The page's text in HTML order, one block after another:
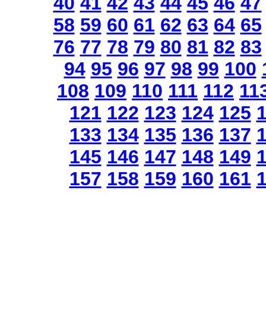
58 59 60 61 62 63 64 65
76 77 78 79 80 81 82 83
94 95 96 97 98 99 100
108 109 110 111 112
121 122 123 124 125
133 134 135 136 137
145 146 147 148 149
157 158 159 160 161